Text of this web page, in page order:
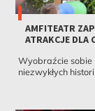
AMFITEATR
ATRAKCJE DLA
Wyobraźcie sobie
niezwykłych